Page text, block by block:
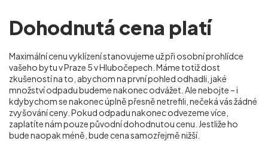
Dohodnutá cena platí
Maximální cenu vyklízení stanovujeme už při osobní prohlídce
vašeho bytu v Praze 5 v Hlubočepech. Máme totiž dost
zkušeností na to, abychom na první pohled odhadli, jaké
množství odpadu budeme nakonec odvážet. Ale nebojte – i
kdybychom se nakonec úplně přesně netrefili, nečeká vás žádné
zvyšování ceny. Pokud odpadu nakonec odvezeme více,
zaplatíte nám pouze původní dohodnutou cenu. Jestliže ho
bude naopak méně, bude cena samozřejmě nižší.